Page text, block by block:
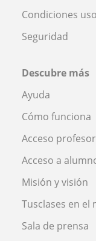
Condiciones
Seguridad
Descubre más
Ayuda
Cómo funciona
Acceso
Acceso a
Misión y visión
Tusclases en el
Sala de prensa